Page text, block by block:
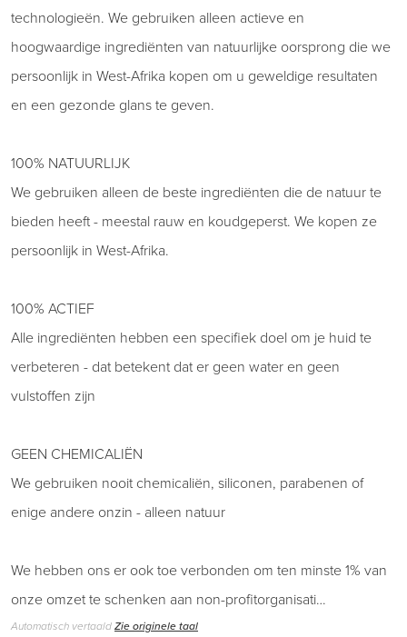
technologieën. We gebruiken alleen actieve en
hoogwaardige ingrediënten van natuurlijke oorsprong die we
persoonlijk in West-Afrika kopen om u geweldige resultaten
en een gezonde glans te geven.
100% NATUURLIJK
We gebruiken alleen de beste ingrediënten die de natuur te
bieden heeft - meestal rauw en koudgeperst. We kopen ze
persoonlijk in West-Afrika.
100% ACTIEF
Alle ingrediënten hebben een specifiek doel om je huid te
verbeteren - dat betekent dat er geen water en geen
vulstoffen zijn
GEEN CHEMICALIËN
We gebruiken nooit chemicaliën, siliconen, parabenen of
enige andere onzin - alleen natuur
We hebben ons er ook toe verbonden om ten minste 1% van
onze omzet te schenken aan non-profitorganisati…
Automatisch vertaaldZie originele taal